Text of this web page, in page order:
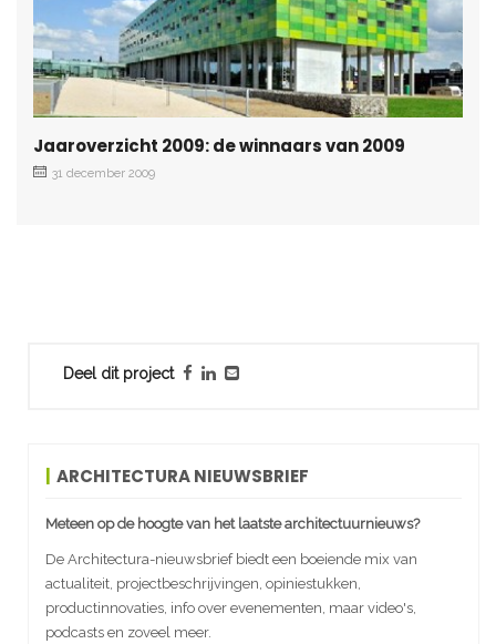
Deel dit project
ARCHITECTURA NIEUWSBRIEF
Meteen op de hoogte van het laatste architectuurnieuws?
De Architectura-nieuwsbrief biedt een boeiende mix van
actualiteit, projectbeschrijvingen, opiniestukken,
productinnovaties, info over evenementen, maar video's,
podcasts en zoveel meer.
Jaaroverzicht 2009: de winnaars van 2009
31 december 2009